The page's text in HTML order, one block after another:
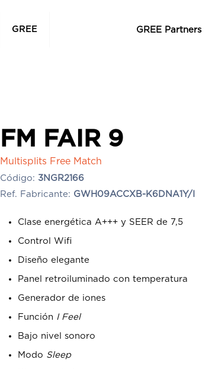
GREE GREE Partners
FM FAIR 9
Multisplits Free Match
Código: 3NGR2166
Ref. Fabricante: GWH09ACCXB-K6DNA1Y/I
Clase energética A+++ y SEER de 7,5
Control Wifi
Diseño elegante
Panel retroiluminado con temperatura
Generador de iones
Función I Feel
Bajo nivel sonoro
Modo Sleep